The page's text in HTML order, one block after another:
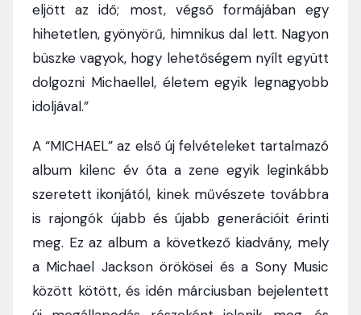
eljött az idő; most, végső formájában egy
hihetetlen, gyönyörű, himnikus dal lett. Nagyon
büszke vagyok, hogy lehetőségem nyílt együtt
dolgozni Michaellel, életem egyik legnagyobb
idoljával.”
A “MICHAEL” az első új felvételeket tartalmazó
album kilenc év óta a zene egyik leginkább
szeretett ikonjától, kinek művészete továbbra
is rajongók újabb és újabb generációit érinti
meg. Ez az album a következő kiadvány, mely
a Michael Jackson örökösei és a Sony Music
között kötött, és idén márciusban bejelentett